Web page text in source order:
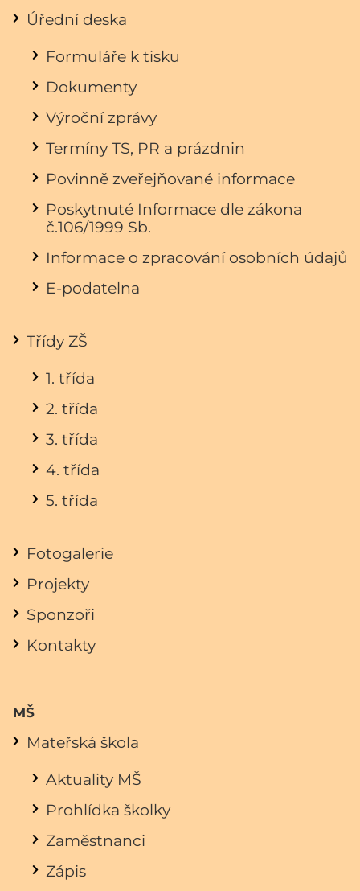
Úřední deska
Formuláře k tisku
Dokumenty
Výroční zprávy
Termíny TS, PR a prázdnin
Povinně zveřejňované informace
Poskytnuté Informace dle zákona
č.106/1999 Sb.
Informace o zpracování osobních údajů
E-podatelna
Třídy ZŠ
1. třída
2. třída
3. třída
4. třída
5. třída
Fotogalerie
Projekty
Sponzoři
Kontakty
MŠ
Mateřská škola
Aktuality MŠ
Prohlídka školky
Zaměstnanci
Zápis